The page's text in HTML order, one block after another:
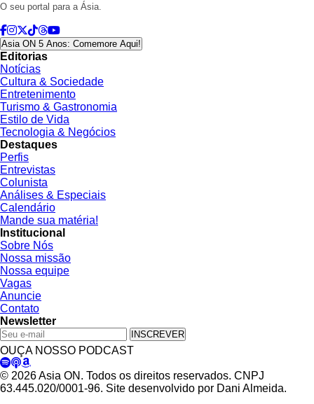
O seu portal para a Ásia.
Asia ON 5 Anos: Comemore Aqui!
Editorias
Notícias
Cultura & Sociedade
Entretenimento
Turismo & Gastronomia
Estilo de Vida
Tecnologia & Negócios
Destaques
Perfis
Entrevistas
Colunista
Análises & Especiais
Calendário
Mande sua matéria!
Institucional
Sobre Nós
Nossa missão
Nossa equipe
Vagas
Anuncie
Contato
Newsletter
INSCREVER
OUÇA NOSSO PODCAST
© 2026 Asia ON. Todos os direitos reservados. CNPJ
63.445.020/0001-96. Site desenvolvido por Dani Almeida.